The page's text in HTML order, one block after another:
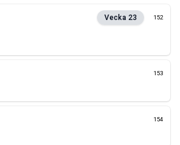
Vecka 23 152
153
154